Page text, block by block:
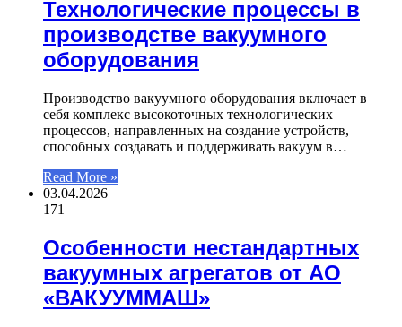
Технологические процессы в
производстве вакуумного
оборудования
Производство вакуумного оборудования включает в
себя комплекс высокоточных технологических
процессов, направленных на создание устройств,
способных создавать и поддерживать вакуум в…
Read More »
03.04.2026
171
Особенности нестандартных
вакуумных агрегатов от АО
«ВАКУУММАШ»